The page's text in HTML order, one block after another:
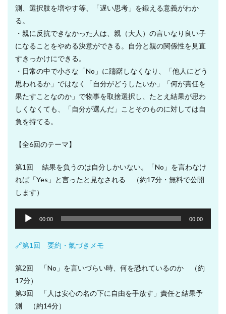
測、選択肢を増やす等、「遅い思考」を鍛える意義がわか
る。
・親に反抗できなかった人は、親（大人）の言いなり良い子
になることをやめる決意ができる。自分と親の関係性を見直
すきっかけにできる。
・日常の中で小さな「No」に躊躇しなくなり、「他人にどう
思われるか」ではなく「自分がどうしたいか」「何が責任を
果たすことなのか」で物事を取捨選択し、たとえ結果が思わ
しくなくても、「自分が選んだ」ことそのものに対しては自
負を持てる。
【全6回のテーマ】
第1回 結果を負うのは自分しかいない。「No」を言わなけ
れば「Yes」と言ったと見なされる （約17分・無料で公開
します）
声
プ
ー
ヤ
ー
00:00 00:00
🔗第1回 要約・氣づきメモ
第2回 「No」を言いづらい時、何を恐れているのか （約
17分）
第3回 「人は安心の名の下に自由を手放す」責任と結果予
測 （約14分）